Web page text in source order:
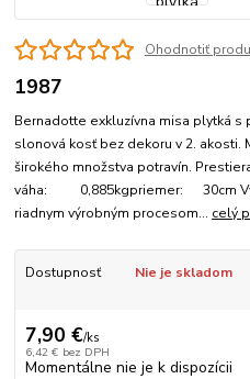
Ohodnotiť
1987
Bernadotte exkluzívna misa plytká s
slonová kosť bez dekoru v 2. akosti.
širokého množstva potravín.
váha: 0,885kgpriemer: 30cm
riadnym výrobným procesom... celý
Dostupnosť Nie je skladom
7,90 €/ks
6,42 € bez DPH
Momentálne nie je k dispozícii